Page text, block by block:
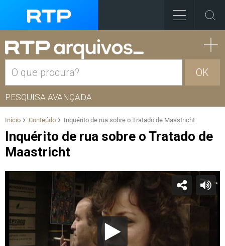
OK
PESQUISA AVANÇADA
Início Conteúdo Inquérito de rua sobre o Tratado de Maastricht
Inquérito de rua sobre o Tratado de
Maastricht